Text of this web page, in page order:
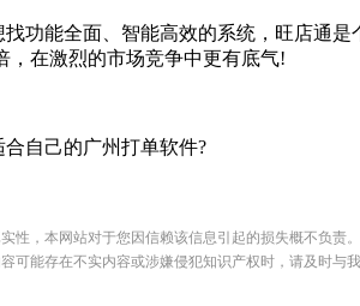
能全面、智能高效的系统，旺店通是
，在激烈的市场竞争中更有底气!
自己的广州打单软件?
，本网站对于您因信赖该信息引起的损失概不负责
能存在不实内容或涉嫌侵犯知识产权时，请及时与